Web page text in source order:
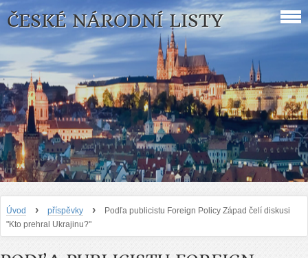
ČESKÉ NÁRODNÍ LISTY
Úvod › příspěvky ›
Podľa publicistu Foreign Policy Západ čelí diskusi
"Kto prehral Ukrajinu?"